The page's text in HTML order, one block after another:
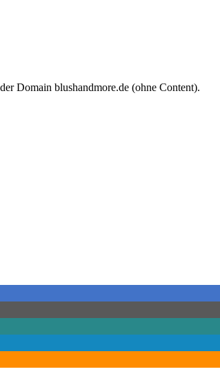
Domain blushandmore.de (ohne Content).